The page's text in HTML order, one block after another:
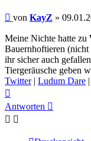
Beitrag
von KayZ »
Meine Nichte hatte zu
Bauernhoftieren
ihr sicher auch
Tiergeräusche geben
Twitter| Ludum Dare |
oben
Antworten